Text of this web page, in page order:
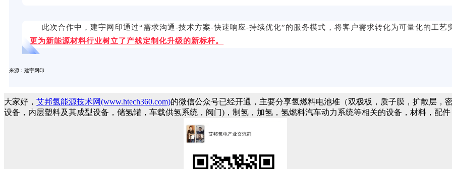
此次合作中，建宇网印通过“需求沟通-技术方案-快速响应-持续优化”的服务模式 ， 将客户需求转化为可量化的工艺
更为新能源材料行业树立了产线定制化升级的新标杆。
来源：建宇网印
大家好， 艾邦氢能源技术网(www.htech360.com)的微信公众号已经开通，主要分享氢燃料电池堆（双极板，质子膜，扩散层，
设备，内层塑料及其成型设备，储氢罐，车载供氢系统，阀门)，制氢，加氢，氢燃料汽车动力系统等相关的设备，材料，配